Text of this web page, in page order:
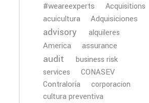
#weareexperts
Acquisitions
acuicultura
Adquisiciones
advisory alquileres
America assurance
audit
business risk
services
CONASEV
Contraloría
corporacion
cultura preventiva